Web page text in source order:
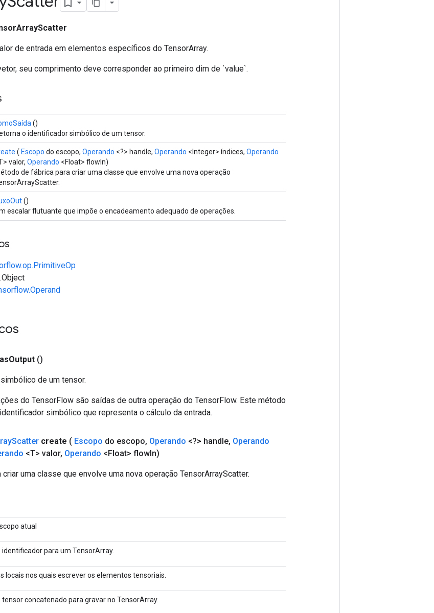
de entrada em elementos específicos do TensorArray.
seu comprimento deve corresponder ao primeiro dim de `value`.
()
o identificador simbólico de um tensor.
( Escopo do escopo, Operando <?> handle, Operando <Integer> índices, Operando
valor, Operando <Float> flowIn)
de fábrica para criar uma classe que envolve uma nova operação
()
escalar flutuante que impõe o encadeamento adequado de operações.
asOutput ()
de um tensor.
do TensorFlow são saídas de outra operação do TensorFlow. Este método
simbólico que representa o cálculo da entrada.
Scatter create ( Escopo do escopo, Operando <?> handle, Operando
<T> valor, Operando <Float> flowIn)
uma classe que envolve uma nova operação TensorArrayScatter.
atual
identificador para um TensorArray.
locais nos quais escrever os elementos tensoriais.
tensor concatenado para gravar no TensorArray.